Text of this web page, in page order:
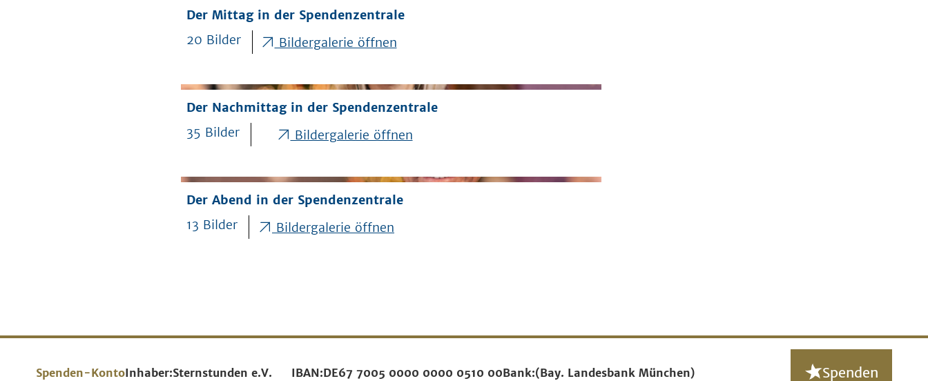
Der Mittag in der Spendenzentrale
20 Bilder
Bildergalerie öffnen
Der Nachmittag in der Spendenzentrale
35 Bilder
Bildergalerie öffnen
Der Abend in der Spendenzentrale
13 Bilder
Bildergalerie öffnen
Spenden-KontoInhaber:Sternstunden e.V. IBAN:DE67 7005 0000 0000 0510 00Bank:(Bay. Landesbank München) Spenden